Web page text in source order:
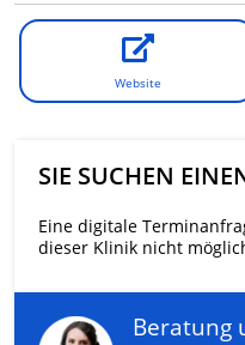
Website
SIE SUCHEN
Eine digitale
dieser Klinik nicht
Beratung